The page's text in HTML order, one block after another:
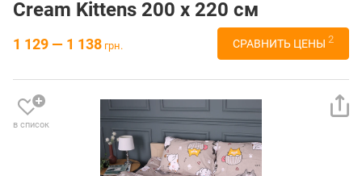
Cream Kittens 200 x 220 см
1 129 — 1 138 грн. СРАВНИТЬ ЦЕНЫ 2
в список